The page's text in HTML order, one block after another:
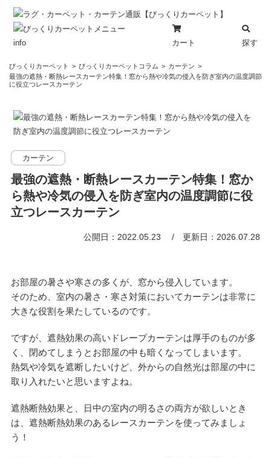
info カート 探す
びっくりカーペット びっくりカーペットコラム
カーテン
最強の遮熱・断熱レースカーテン特集！窓から熱や冷気の侵入を防ぎ室内の温度調節
に役立つレースカーテン
カーテン
最強の遮熱・断熱レースカーテン特集！窓か
ら熱や冷気の侵入を防ぎ室内の温度調節に役
立つレースカーテン
公開日：2022.05.23 更新日：2026.07.28
お部屋の暑さや寒さの多くが、窓から侵入しています。
そのため、室内の暑さ・寒さ対策においてカーテンは非常に
大きな役割を果たしているのです。
ですが、遮熱効果の高いドレープカーテンは厚手のものが多
く、閉めてしまうとお部屋の中も暗くなってしまいます。
熱気や冷気を遮断したいけど、外からの自然光は部屋の中に
取り入れたいと思いますよね。
遮熱断熱効果と、日中の室内の明るさの両方が欲しいとき
は、遮熱断熱効果のあるレースカーテンを使ってみましょ
う！